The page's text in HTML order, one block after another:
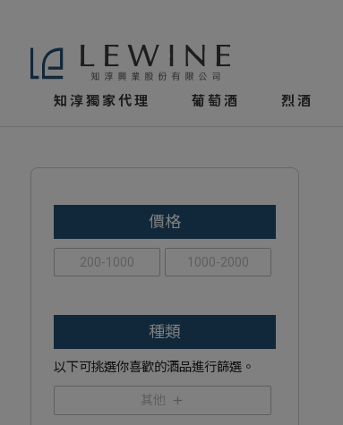
知淳獨家代理 葡萄酒 烈酒
價格
200-1000 1000-2000
種類
以下可挑選你喜歡的酒品進行篩選。
其他